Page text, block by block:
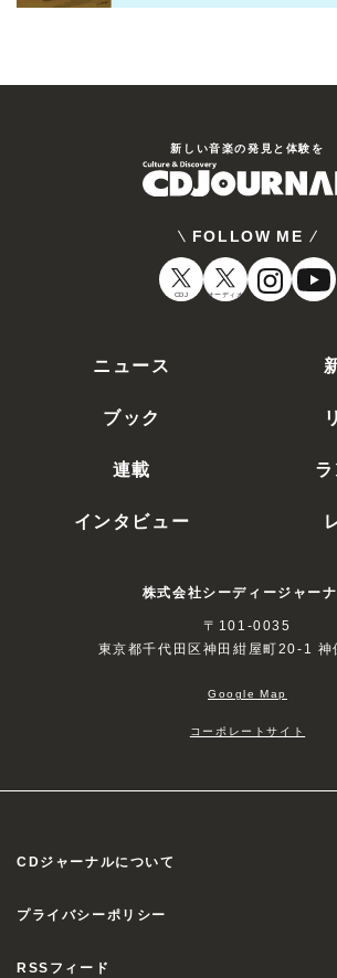
新しい⾳楽の発⾒と体験を
FOLLOW ME
CDJ オーディオ
ニュース
ブック
連載
インタビュー
株式会社シーディージャー
〒101-0035
東京都千代田区神田紺屋町20-1 神
Google Map
コーポレートサイト
CDジャーナルについて
プライバシーポリシー
RSSフィード